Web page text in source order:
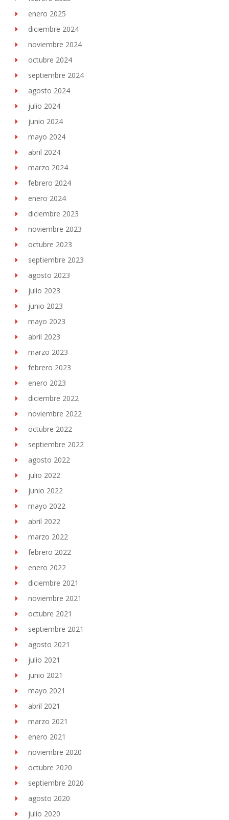
enero 2025
diciembre 2024
noviembre 2024
octubre 2024
septiembre 2024
agosto 2024
julio 2024
junio 2024
mayo 2024
abril 2024
marzo 2024
febrero 2024
enero 2024
diciembre 2023
noviembre 2023
octubre 2023
septiembre 2023
agosto 2023
julio 2023
junio 2023
mayo 2023
abril 2023
marzo 2023
febrero 2023
enero 2023
diciembre 2022
noviembre 2022
octubre 2022
septiembre 2022
agosto 2022
julio 2022
junio 2022
mayo 2022
abril 2022
marzo 2022
febrero 2022
enero 2022
diciembre 2021
noviembre 2021
octubre 2021
septiembre 2021
agosto 2021
julio 2021
junio 2021
mayo 2021
abril 2021
marzo 2021
enero 2021
noviembre 2020
octubre 2020
septiembre 2020
agosto 2020
julio 2020